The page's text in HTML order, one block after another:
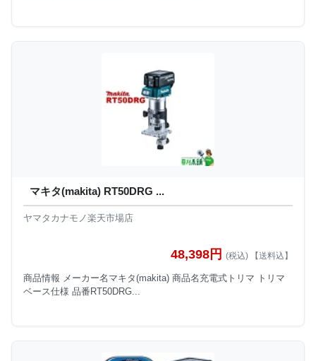
マキタ(makita) RT50DRG ...
ヤマタカナモノ楽天市場店
48,398円 (税込) 【送料込】
商品情報 メーカー名マキタ(makita) 商品名充電式トリマ トリマ
ベース仕様 品番RT50DRG...